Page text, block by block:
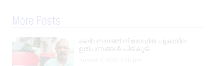
More Posts
കല്ലമ്പലത്ത് നിരോധിത പുകയില
ഉത്പന്നങ്ങൾ പിടികൂടി.